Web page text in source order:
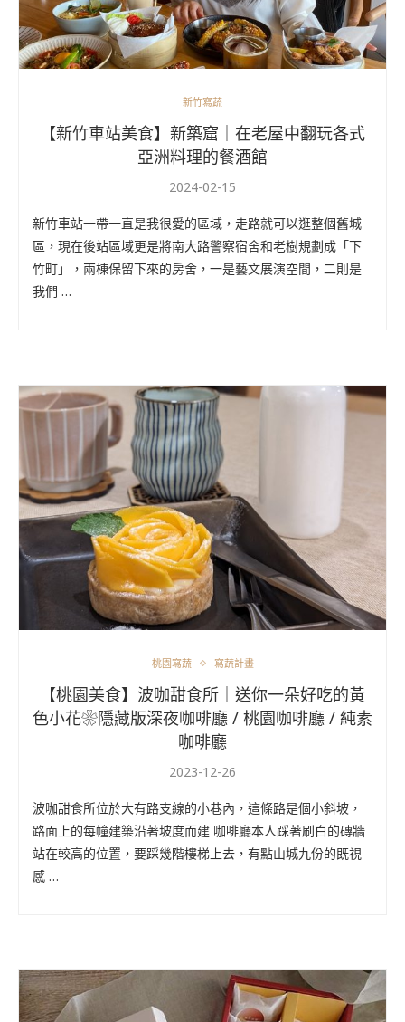
新竹寫蔬
【新竹車站美食】新築窟｜在老屋中翻玩各式
亞洲料理的餐酒館
2024-02-15
新竹車站一帶一直是我很愛的區域，走路就可以逛整個舊城
區，現在後站區域更是將南大路警察宿舍和老樹規劃成「下
竹町」，兩棟保留下來的房舍，一是藝文展演空間，二則是
我們 …
桃園寫蔬 寫蔬計畫
【桃園美食】波咖甜食所｜送你一朵好吃的黃
色小花❀隱藏版深夜咖啡廳 / 桃園咖啡廳 / 純素
咖啡廳
2023-12-26
波咖甜食所位於大有路支線的小巷內，這條路是個小斜坡，
路面上的每幢建築沿著坡度而建 咖啡廳本人踩著刷白的磚牆
站在較高的位置，要踩幾階樓梯上去，有點山城九份的既視
感 …